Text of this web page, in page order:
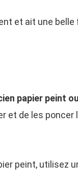
et ait une
papier peint
de les poncer
peint, utilisez